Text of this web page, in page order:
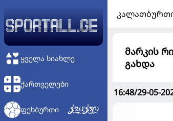
ᲧᲕᲔᲚᲐ ᲡᲘᲐᲮᲚᲔ
ᲥᲐᲠᲗᲕᲔᲚᲔᲑᲘ
ᲤᲔᲮᲑᲣᲠᲗᲘ
მარკის
გახდა
16:48/29-05-